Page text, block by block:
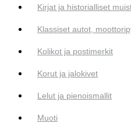
Kirjat ja historialliset
Klassiset autot,
Kolikot ja postimerkit
Korut ja jalokivet
Lelut ja pienoismallit
Muoti